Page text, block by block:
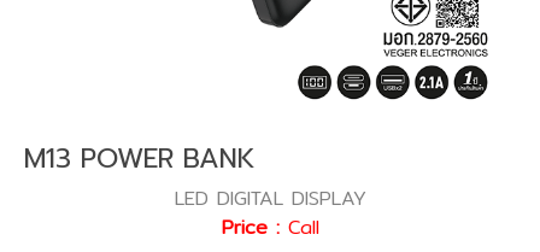
M13 POWER BANK
LED DIGITAL DISPLAY
Price : Call